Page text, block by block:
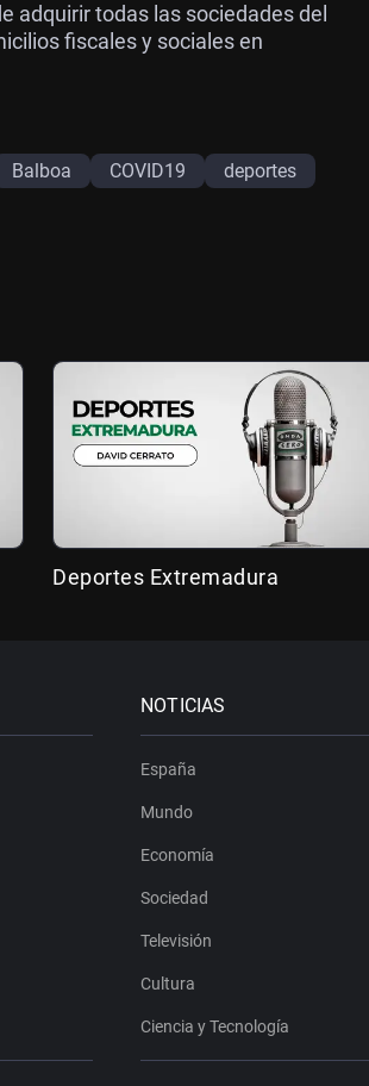
adquirir todas las sociedades del
fiscales y sociales en
Balboa COVID19
deportes
Deportes Extremadura
NOTICIAS
España
Mundo
Economía
Sociedad
Televisión
Cultura
Ciencia y Tecnología